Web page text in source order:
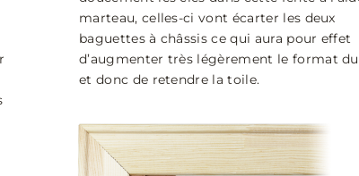
marteau, celles-ci vont écarter les deux
baguettes à châssis ce qui aura pour effet
d’augmenter très légèrement le format
et donc de retendre la toile.